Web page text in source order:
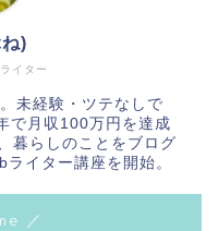
イター
)
未経験・ツテなしで
で月収100万円を達成
暮らしのことをブログ
イター講座を開始。
／